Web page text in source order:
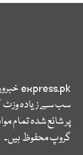
express.pk
سب سے زیادہ وزٹ
پر شائع شدہ تمام
گروپ محفوظ ہیں۔